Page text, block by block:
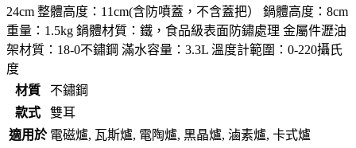
24cm 整體高度：11cm(含防噴蓋，不含蓋把） 鍋體高度：8cm
重量：1.5kg 鍋體材質：鐵，食品級表面防鏽處理 金屬件瀝油
架材質：18-0不鏽鋼 滿水容量：3.3L 溫度計範圍：0-220攝氏
度
材質
不鏽鋼
款式
雙耳
適用於 電磁爐, 瓦斯爐, 電陶爐, 黑晶爐, 滷素爐, 卡式爐